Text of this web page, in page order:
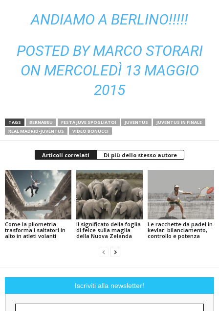
ANDIAMO A BERLINO!!!!!
POSTED BYMARCO STORARI
ON MERCOLEDÌ 13 MAGGIO
2015
TAGS BERNABEU FESTA JUVE SPOGLIATOI JUVENTUS
JUVENTUS IN FINALE
REAL MADRID-JUVENTUS
VIDEO BONUCCI
Articoli correlati Di più dello stesso autore
Come la pliometria
trasforma i saltatori in
alto in atleti volanti
Il significato della foglia
di felce sulla maglia
della Nuova Zelanda
Le racchette da padel in
kevlar: bilanciamento,
controllo e potenza
Iscriviti alla newsletter!